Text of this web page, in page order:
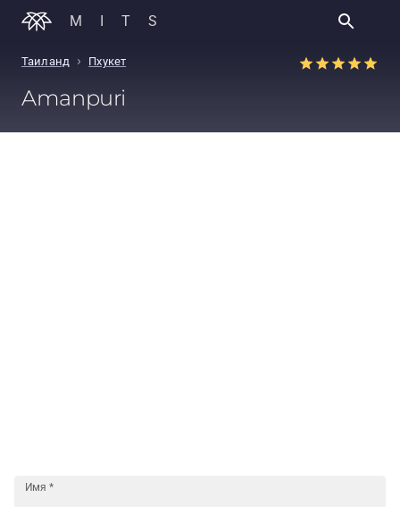
MITS
Таиланд › Пхукет
Amanpuri
Имя *